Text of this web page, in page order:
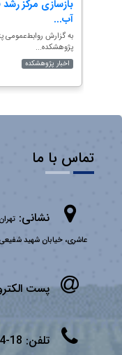
از آبخوان خشکه رود
حفاظت خاک و آبخیزداری،
۱۴۰۵/۰۵/۱۰
تماس با ما
نشانی:
عاشری، خیابان شهید شفیعی
پست
تلفن: 18-44901214